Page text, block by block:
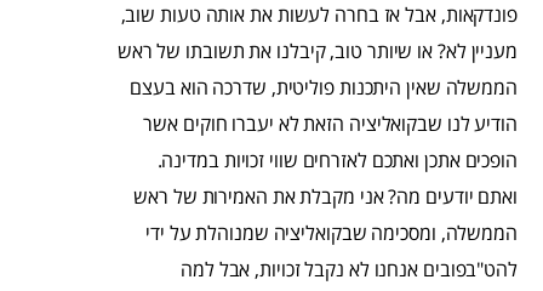
פונדקאות, אבל אז בחרה לעשות את אותה טעות שוב,
מעניין לא? או שיותר טוב, קיבלנו את תשובתו של ראש
הממשלה שאין היתכנות פוליטית, שדרכה הוא בעצם
הודיע לנו שבקואליציה הזאת לא יעברו חוקים אשר
הופכים אתכן ואתכם לאזרחים שווי זכויות במדינה.
ואתם יודעים מה? אני מקבלת את האמירות של ראש
הממשלה, ומסכימה שבקואליציה שמנוהלת על ידי
להט"בפובים אנחנו לא נקבל זכויות, אבל למה